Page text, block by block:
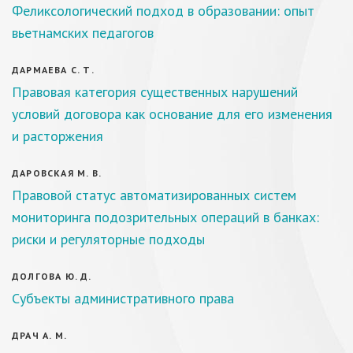
Феликсологический подход в образовании: опыт
вьетнамских педагогов
ДАРМАЕВА С. Т.
Правовая категория существенных нарушений
условий договора как основание для его изменения
и расторжения
ДАРОВСКАЯ М. В.
Правовой статус автоматизированных систем
мониторинга подозрительных операций в банках:
риски и регуляторные подходы
ДОЛГОВА Ю. Д.
Субъекты административного права
ДРАЧ А. М.